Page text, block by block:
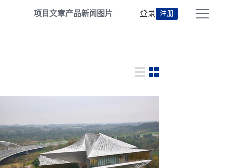
项目文章产品新闻 图片 登录 注册